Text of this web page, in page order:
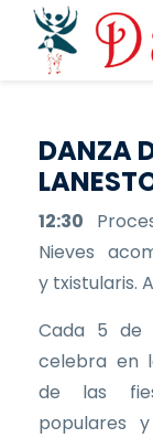
Pasar al
DANZA
12:30
Nieves
y txistularis.
Cada 5 de
celebra en
de las
populares